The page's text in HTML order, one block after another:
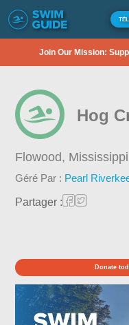
Join Our Mission:
Hog
Flowood, Mississippi
Géré Par : Pearl
Partager :
Donate